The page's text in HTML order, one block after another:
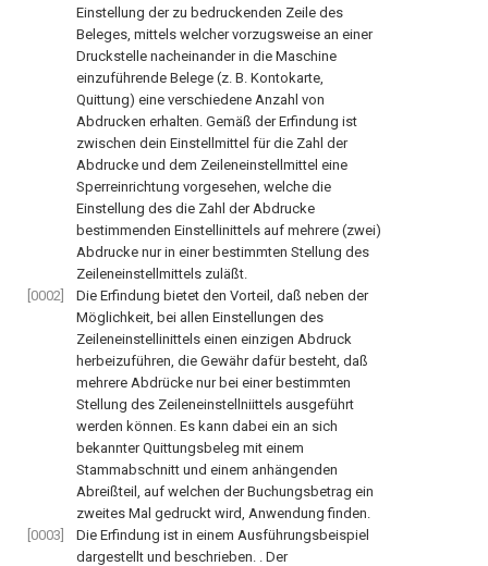
Einstellung der zu bedruckenden Zeile des
Beleges, mittels welcher vorzugsweise an einer
Druckstelle nacheinander in die Maschine
einzuführende Belege (z. B. Kontokarte,
Quittung) eine verschiedene Anzahl von
Abdrucken erhalten. Gemäß der Erfindung ist
zwischen dein Einstellmittel für die Zahl der
Abdrucke und dem Zeileneinstellmittel eine
Sperreinrichtung vorgesehen, welche die
Einstellung des die Zahl der Abdrucke
bestimmenden Einstellinittels auf mehrere (zwei)
Abdrucke nur in einer bestimmten Stellung des
Zeileneinstellmittels zuläßt.
[0002]
Die Erfindung bietet den Vorteil, daß neben der
Möglichkeit, bei allen Einstellungen des
Zeileneinstellinittels einen einzigen Abdruck
herbeizuführen, die Gewähr dafür besteht, daß
mehrere Abdrücke nur bei einer bestimmten
Stellung des Zeileneinstellniittels ausgeführt
werden können. Es kann dabei ein an sich
bekannter Quittungsbeleg mit einem
Stammabschnitt und einem anhängenden
Abreißteil, auf welchen der Buchungsbetrag ein
zweites Mal gedruckt wird, Anwendung finden.
[0003]
Die Erfindung ist in einem Ausführungsbeispiel
dargestellt und beschrieben. . Der